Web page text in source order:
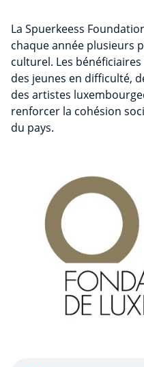
La Spuerkeess
chaque année plusieurs
culturel. Les
des jeunes en difficulté,
des artistes
renforcer la cohésion
du pays.